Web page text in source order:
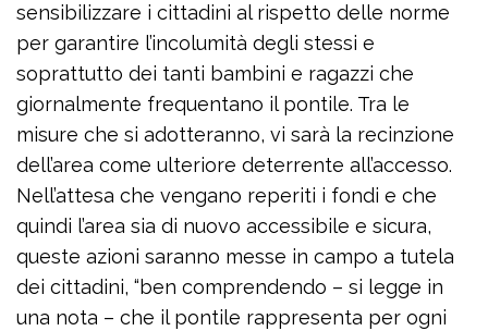
sensibilizzare i cittadini al rispetto delle norme
per garantire l’incolumità degli stessi e
soprattutto dei tanti bambini e ragazzi che
giornalmente frequentano il pontile. Tra le
misure che si adotteranno, vi sarà la recinzione
dell’area come ulteriore deterrente all’accesso.
Nell’attesa che vengano reperiti i fondi e che
quindi l’area sia di nuovo accessibile e sicura,
queste azioni saranno messe in campo a tutela
dei cittadini, “ben comprendendo – si legge in
una nota – che il pontile rappresenta per ogni